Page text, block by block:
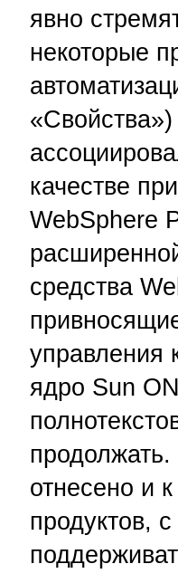
явно
некоторые
качестве
WebSphere
средства
управления
ядро Sun
отнесено и
продуктов,